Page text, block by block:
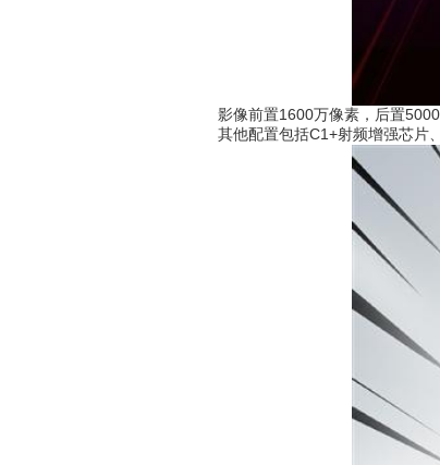
影像前置1600万像素，后置5000
其他配置包括C1+射频增强芯片、